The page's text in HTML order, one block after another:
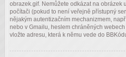
obrazek.gif. Nemůžete odkázat na obrázek
počítači (pokud to není veřejně přístupný
nějakým autentizačním mechanizmem,
nebo v Gmailu, heslem chráněných
vložte adresu, která k němu vede do